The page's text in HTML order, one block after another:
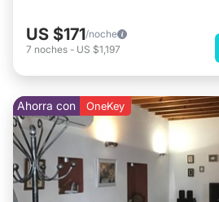
US $171/noche
7 noches - US $1,197
Ahorra con OneKey